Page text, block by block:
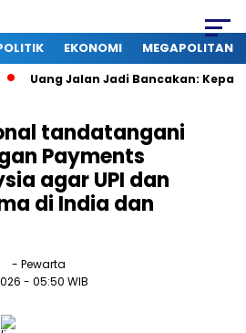
EKONOMI MEGAPOLITAN
Uang Jalan Jadi Bancakan: Kepala
tandatangani
Payments
agar UPI dan
di India dan
- Pewarta
- 05:50 WIB